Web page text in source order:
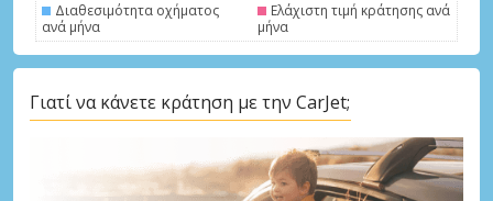
Διαθεσιμότητα οχήματος
ανά μήνα
Ελάχιστη τιμή κράτησης ανά
μήνα
Γιατί να κάνετε κράτηση με την CarJet;